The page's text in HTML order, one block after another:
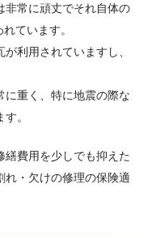
非常に頑丈でそれ自体の
ています。
利用されていますし、
に重く、特に地震の際な
。
繕費用を少しでも抑えた
れ・欠けの修理の保険適